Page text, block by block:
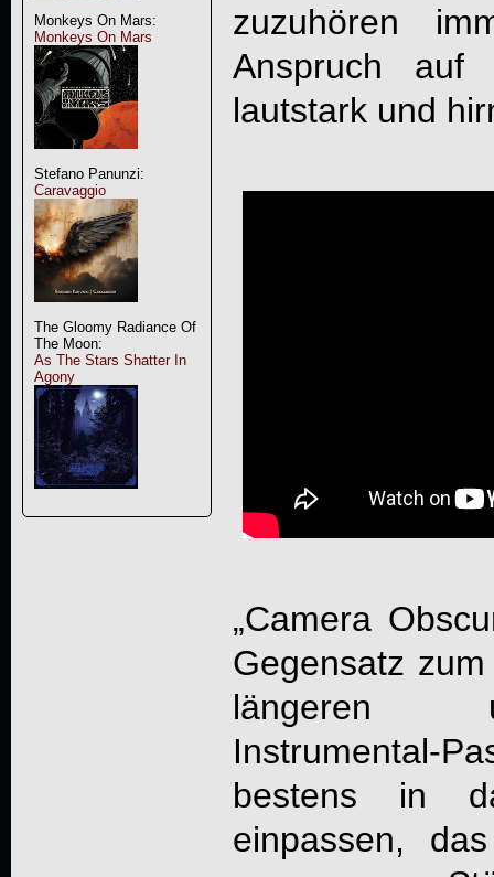
Monkeys On Mars:
Monkeys On Mars
Stefano Panunzi:
Caravaggio
The Gloomy Radiance Of
The Moon:
As The Stars Shatter In
Agony
zuzuhören
Anspruch auf
lautstark und
„Camera
Gegensatz
längeren
bestens in
einpassen,